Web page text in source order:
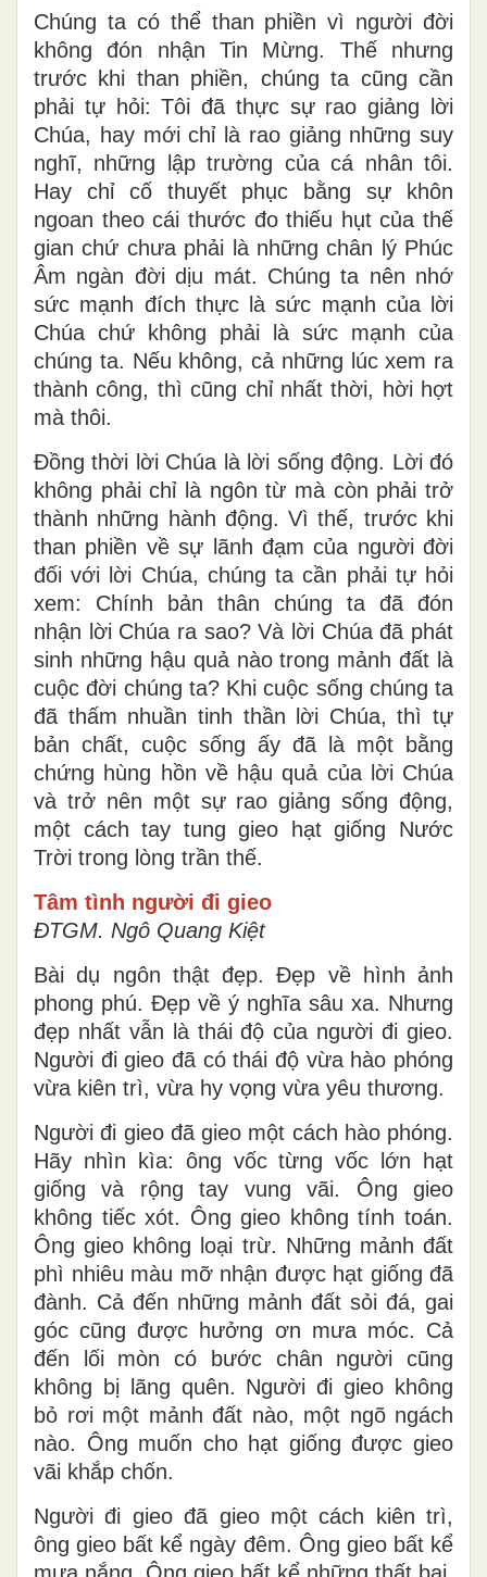
Chúng ta có thể than phiền vì người đời
không đón nhận Tin Mừng. Thế nhưng
trước khi than phiền, chúng ta cũng cần
phải tự hỏi: Tôi đã thực sự rao giảng lời
Chúa, hay mới chỉ là rao giảng những suy
nghĩ, những lập trường của cá nhân tôi.
Hay chỉ cố thuyết phục bằng sự khôn
ngoan theo cái thước đo thiếu hụt của thế
gian chứ chưa phải là những chân lý Phúc
Âm ngàn đời dịu mát. Chúng ta nên nhớ
sức mạnh đích thực là sức mạnh của lời
Chúa chứ không phải là sức mạnh của
chúng ta. Nếu không, cả những lúc xem ra
thành công, thì cũng chỉ nhất thời, hời hợt
mà thôi.
Đồng thời lời Chúa là lời sống động. Lời đó
không phải chỉ là ngôn từ mà còn phải trở
thành những hành động. Vì thế, trước khi
than phiền về sự lãnh đạm của người đời
đối với lời Chúa, chúng ta cần phải tự hỏi
xem: Chính bản thân chúng ta đã đón
nhận lời Chúa ra sao? Và lời Chúa đã phát
sinh những hậu quả nào trong mảnh đất là
cuộc đời chúng ta? Khi cuộc sống chúng ta
đã thấm nhuần tinh thần lời Chúa, thì tự
bản chất, cuộc sống ấy đã là một bằng
chứng hùng hồn về hậu quả của lời Chúa
và trở nên một sự rao giảng sống động,
một cách tay tung gieo hạt giống Nước
Trời trong lòng trần thế.
Tâm tình người đi gieo
ĐTGM. Ngô Quang Kiệt
Bài dụ ngôn thật đẹp. Đẹp về hình ảnh
phong phú. Đẹp về ý nghĩa sâu xa. Nhưng
đẹp nhất vẫn là thái độ của người đi gieo.
Người đi gieo đã có thái độ vừa hào phóng
vừa kiên trì, vừa hy vọng vừa yêu thương.
Người đi gieo đã gieo một cách hào phóng.
Hãy nhìn kìa: ông vốc từng vốc lớn hạt
giống và rộng tay vung vãi. Ông gieo
không tiếc xót. Ông gieo không tính toán.
Ông gieo không loại trừ. Những mảnh đất
phì nhiêu màu mỡ nhận được hạt giống đã
đành. Cả đến những mảnh đất sỏi đá, gai
góc cũng được hưởng ơn mưa móc. Cả
đến lối mòn có bước chân người cũng
không bị lãng quên. Người đi gieo không
bỏ rơi một mảnh đất nào, một ngõ ngách
nào. Ông muốn cho hạt giống được gieo
vãi khắp chốn.
Người đi gieo đã gieo một cách kiên trì,
ông gieo bất kể ngày đêm. Ông gieo bất kể
mưa nắng. Ông gieo bất kể những thất bại.